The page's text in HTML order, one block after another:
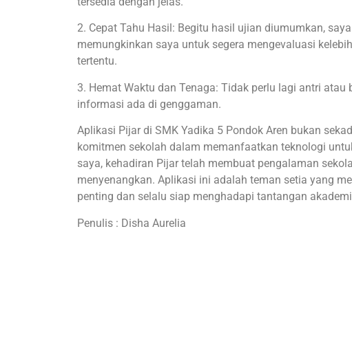
2. Cepat Tahu Hasil: Begitu hasil ujian diumumkan,
memungkinkan saya untuk segera mengevaluasi
tertentu.
3. Hemat Waktu dan Tenaga: Tidak perlu lagi antri
informasi ada di genggaman.
Aplikasi Pijar di SMK Yadika 5 Pondok Aren bukan
komitmen sekolah dalam memanfaatkan teknologi
saya, kehadiran Pijar telah membuat pengalaman
menyenangkan. Aplikasi ini adalah teman setia yang
penting dan selalu siap menghadapi tantangan
Penulis : Disha Aurelia